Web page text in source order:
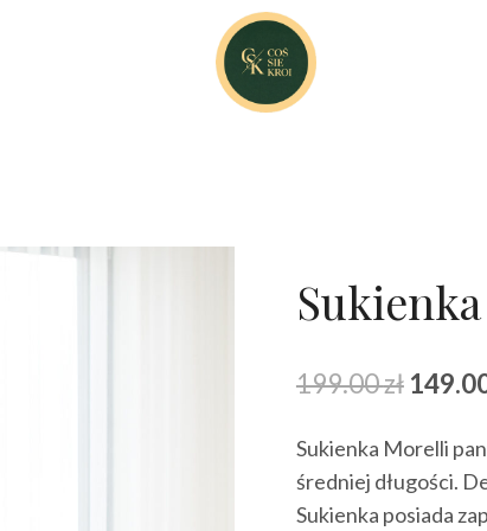
199.00zł
199.00
Sukienka Morelli
średniej długości.
Sukienka posiada